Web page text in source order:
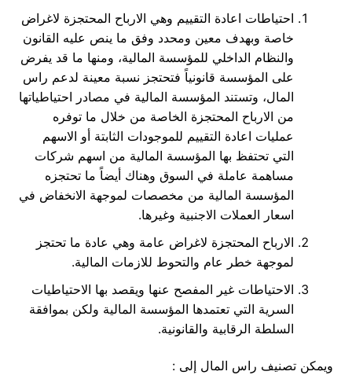
احتياطات اعادة التقييم وهي الارباح المحتجزة لاغراض
خاصة وبهدف معين ومحدد وفق ما ينص عليه القانون
والنظام الداخلي للمؤسسة المالية، ومنها ما قد يفرض
على المؤسسة قانونياً فتحتجز نسبة معينة لدعم راس
المال، وتستند المؤسسة المالية في مصادر احتياطياتها
من الارباح المحتجزة الخاصة من خلال ما توفره
عمليات اعادة التقييم للموجودات الثابتة أو الاسهم
التي تحتفظ بها المؤسسة المالية من اسهم شركات
مساهمة عاملة في السوق وهناك أيضاً ما تحتجزه
المؤسسة المالية من مخصصات لموجهة الانخفاض في
اسعار العملات الاجنبية وغيرها.
الارباح المحتجزة لاغراض عامة وهي عادة ما تحتجز
لموجهة خطر عام والتحوط للازمات المالية.
الاحتياطات غير المفصح عنها ويقصد بها الاحتياطيات
السرية التي تعتمدها المؤسسة المالية ولكن بموافقة
السلطة الرقابية والقانونية.
ويمكن تصنيف راس المال إلى :